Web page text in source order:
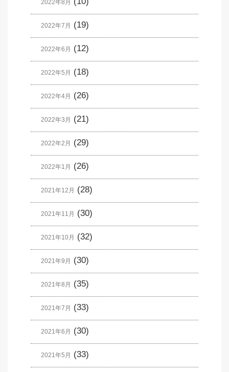
2022年8月
2022年7月 (19)
2022年6月 (12)
2022年5月 (18)
2022年4月 (26)
2022年3月 (21)
2022年2月 (29)
2022年1月 (26)
2021年12月 (28)
2021年11月 (30)
2021年10月 (32)
2021年9月 (30)
2021年8月 (35)
2021年7月 (33)
2021年6月 (30)
2021年5月 (33)